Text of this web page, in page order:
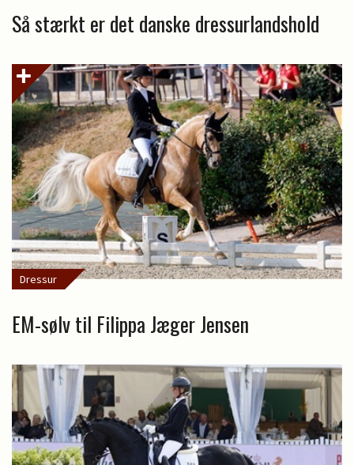
Så stærkt er det danske dressurlandshold
Dressur
EM-sølv til Filippa Jæger Jensen